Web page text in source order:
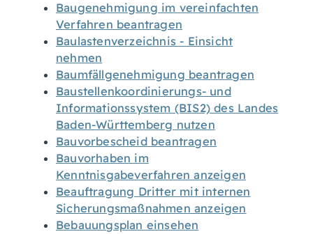
Baugenehmigung im vereinfachten
Verfahren beantragen
Baulastenverzeichnis - Einsicht
nehmen
Baumfällgenehmigung beantragen
Baustellenkoordinierungs- und
Informationssystem (BIS2) des Landes
Baden-Württemberg nutzen
Bauvorbescheid beantragen
Bauvorhaben im
Kenntnisgabeverfahren anzeigen
Beauftragung Dritter mit internen
Sicherungsmaßnahmen anzeigen
Bebauungsplan einsehen